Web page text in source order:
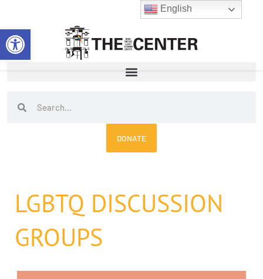
Open toolbar
content
SearchSearch
DONATE
LGBTQ DISCUSSION
GROUPS
English